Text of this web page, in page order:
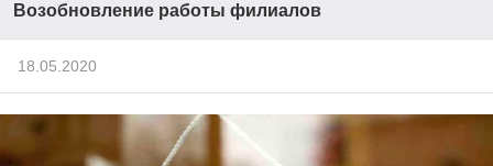
Возобновление работы филиалов
18.05.2020